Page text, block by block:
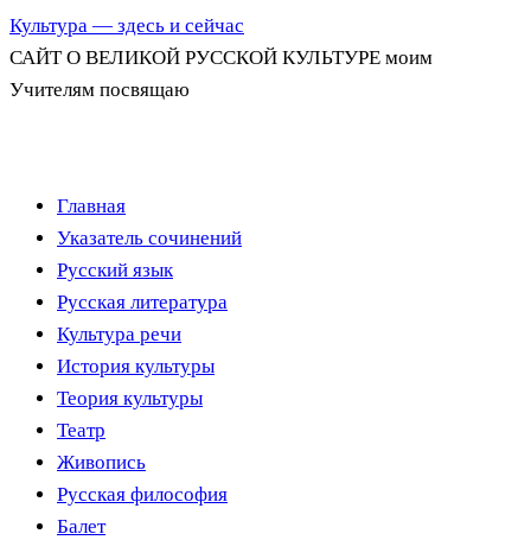
Культура — здесь и сейчас
САЙТ О ВЕЛИКОЙ РУССКОЙ КУЛЬТУРЕ моим
Учителям посвящаю
Перейти
содержимому
Главная
Указатель сочинений
Русский язык
Русская литература
Культура речи
История культуры
Теория культуры
Театр
Живопись
Русская философия
Балет